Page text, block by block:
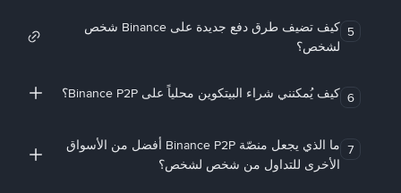
5
كيف تضيف طرق دفع جديدة على Binance شخص
لشخص؟
6 كيف يُمكنني شراء البيتكوين محلياً على Binance P2P؟
7
ما الذي يجعل منصّة Binance P2P أفضل من الأسواق
الأخرى للتداول من شخص لشخص؟